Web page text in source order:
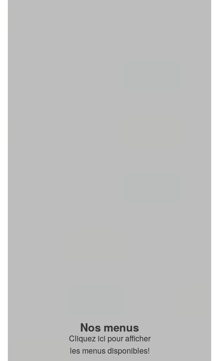
Nos menus
Cliquez ici pour afficher
les menus disponibles!